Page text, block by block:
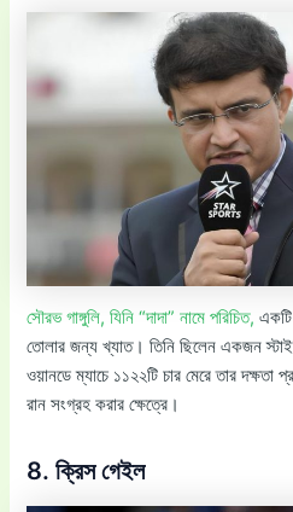
সৌরভ গাঙ্গুলি, যিনি “দাদা” নামে পরিচিত,
তোলার জন্য খ্যাত। তিনি ছিলেন একজন
ওয়ানডে ম্যাচে ১১২২টি চার মেরে তার দক্ষতা
রান সংগ্রহ করার ক্ষেত্রে।
8. ক্রিস গেইল